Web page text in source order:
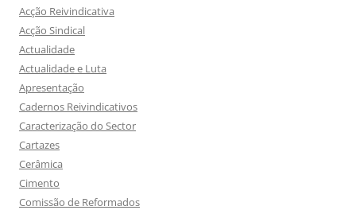
Acção Reivindicativa
Acção Sindical
Actualidade
Actualidade e Luta
Apresentação
Cadernos Reivindicativos
Caracterização do Sector
Cartazes
Cerâmica
Cimento
Comissão de Reformados